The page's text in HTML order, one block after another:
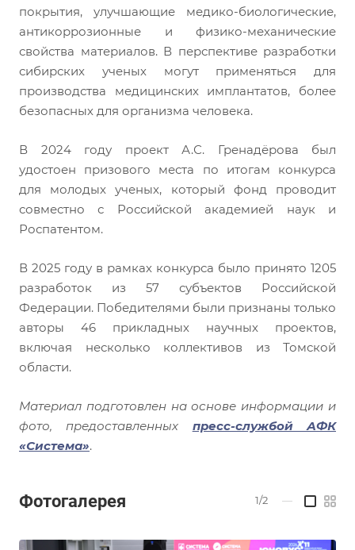
покрытия, улучшающие медико-биологические,
антикоррозионные и физико-механические
свойства материалов. В перспективе разработки
сибирских ученых могут применяться для
производства медицинских имплантатов, более
безопасных для организма человека.
В 2024 году проект А.С. Гренадёрова был
удостоен призового места по итогам конкурса
для молодых ученых, который фонд проводит
совместно с Российской академией наук и
Роспатентом.
В 2025 году в рамках конкурса было принято 1205
разработок из 57 субъектов Российской
Федерации. Победителями были признаны только
авторы 46 прикладных научных проектов,
включая несколько коллективов из Томской
области.
Материал подготовлен на основе информации и
фото, предоставленных пресс-службой АФК
«Система».
Фотогалерея 1/2 —